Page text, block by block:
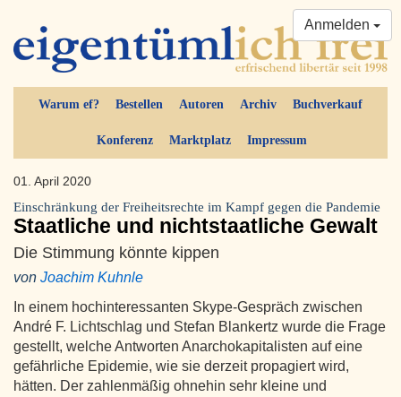
Warum ef? Bestellen Autoren Archiv Buchverkauf
Konferenz Marktplatz Impressum
Anmelden
01. April 2020
Einschränkung der Freiheitsrechte im Kampf gegen die Pandemie
Staatliche und nichtstaatliche Gewalt
Die Stimmung könnte kippen
von Joachim Kuhnle
In einem hochinteressanten Skype-Gespräch zwischen
André F. Lichtschlag und Stefan Blankertz wurde die Frage
gestellt, welche Antworten Anarchokapitalisten auf eine
gefährliche Epidemie, wie sie derzeit propagiert wird,
hätten. Der zahlenmäßig ohnehin sehr kleine und